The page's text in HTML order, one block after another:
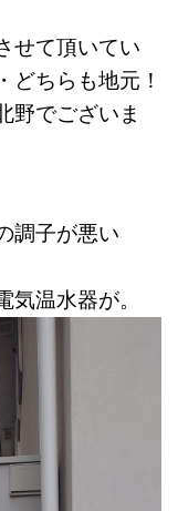
せて頂いてい
どちらも地元！
野でございま
調子が悪い
温水器が。